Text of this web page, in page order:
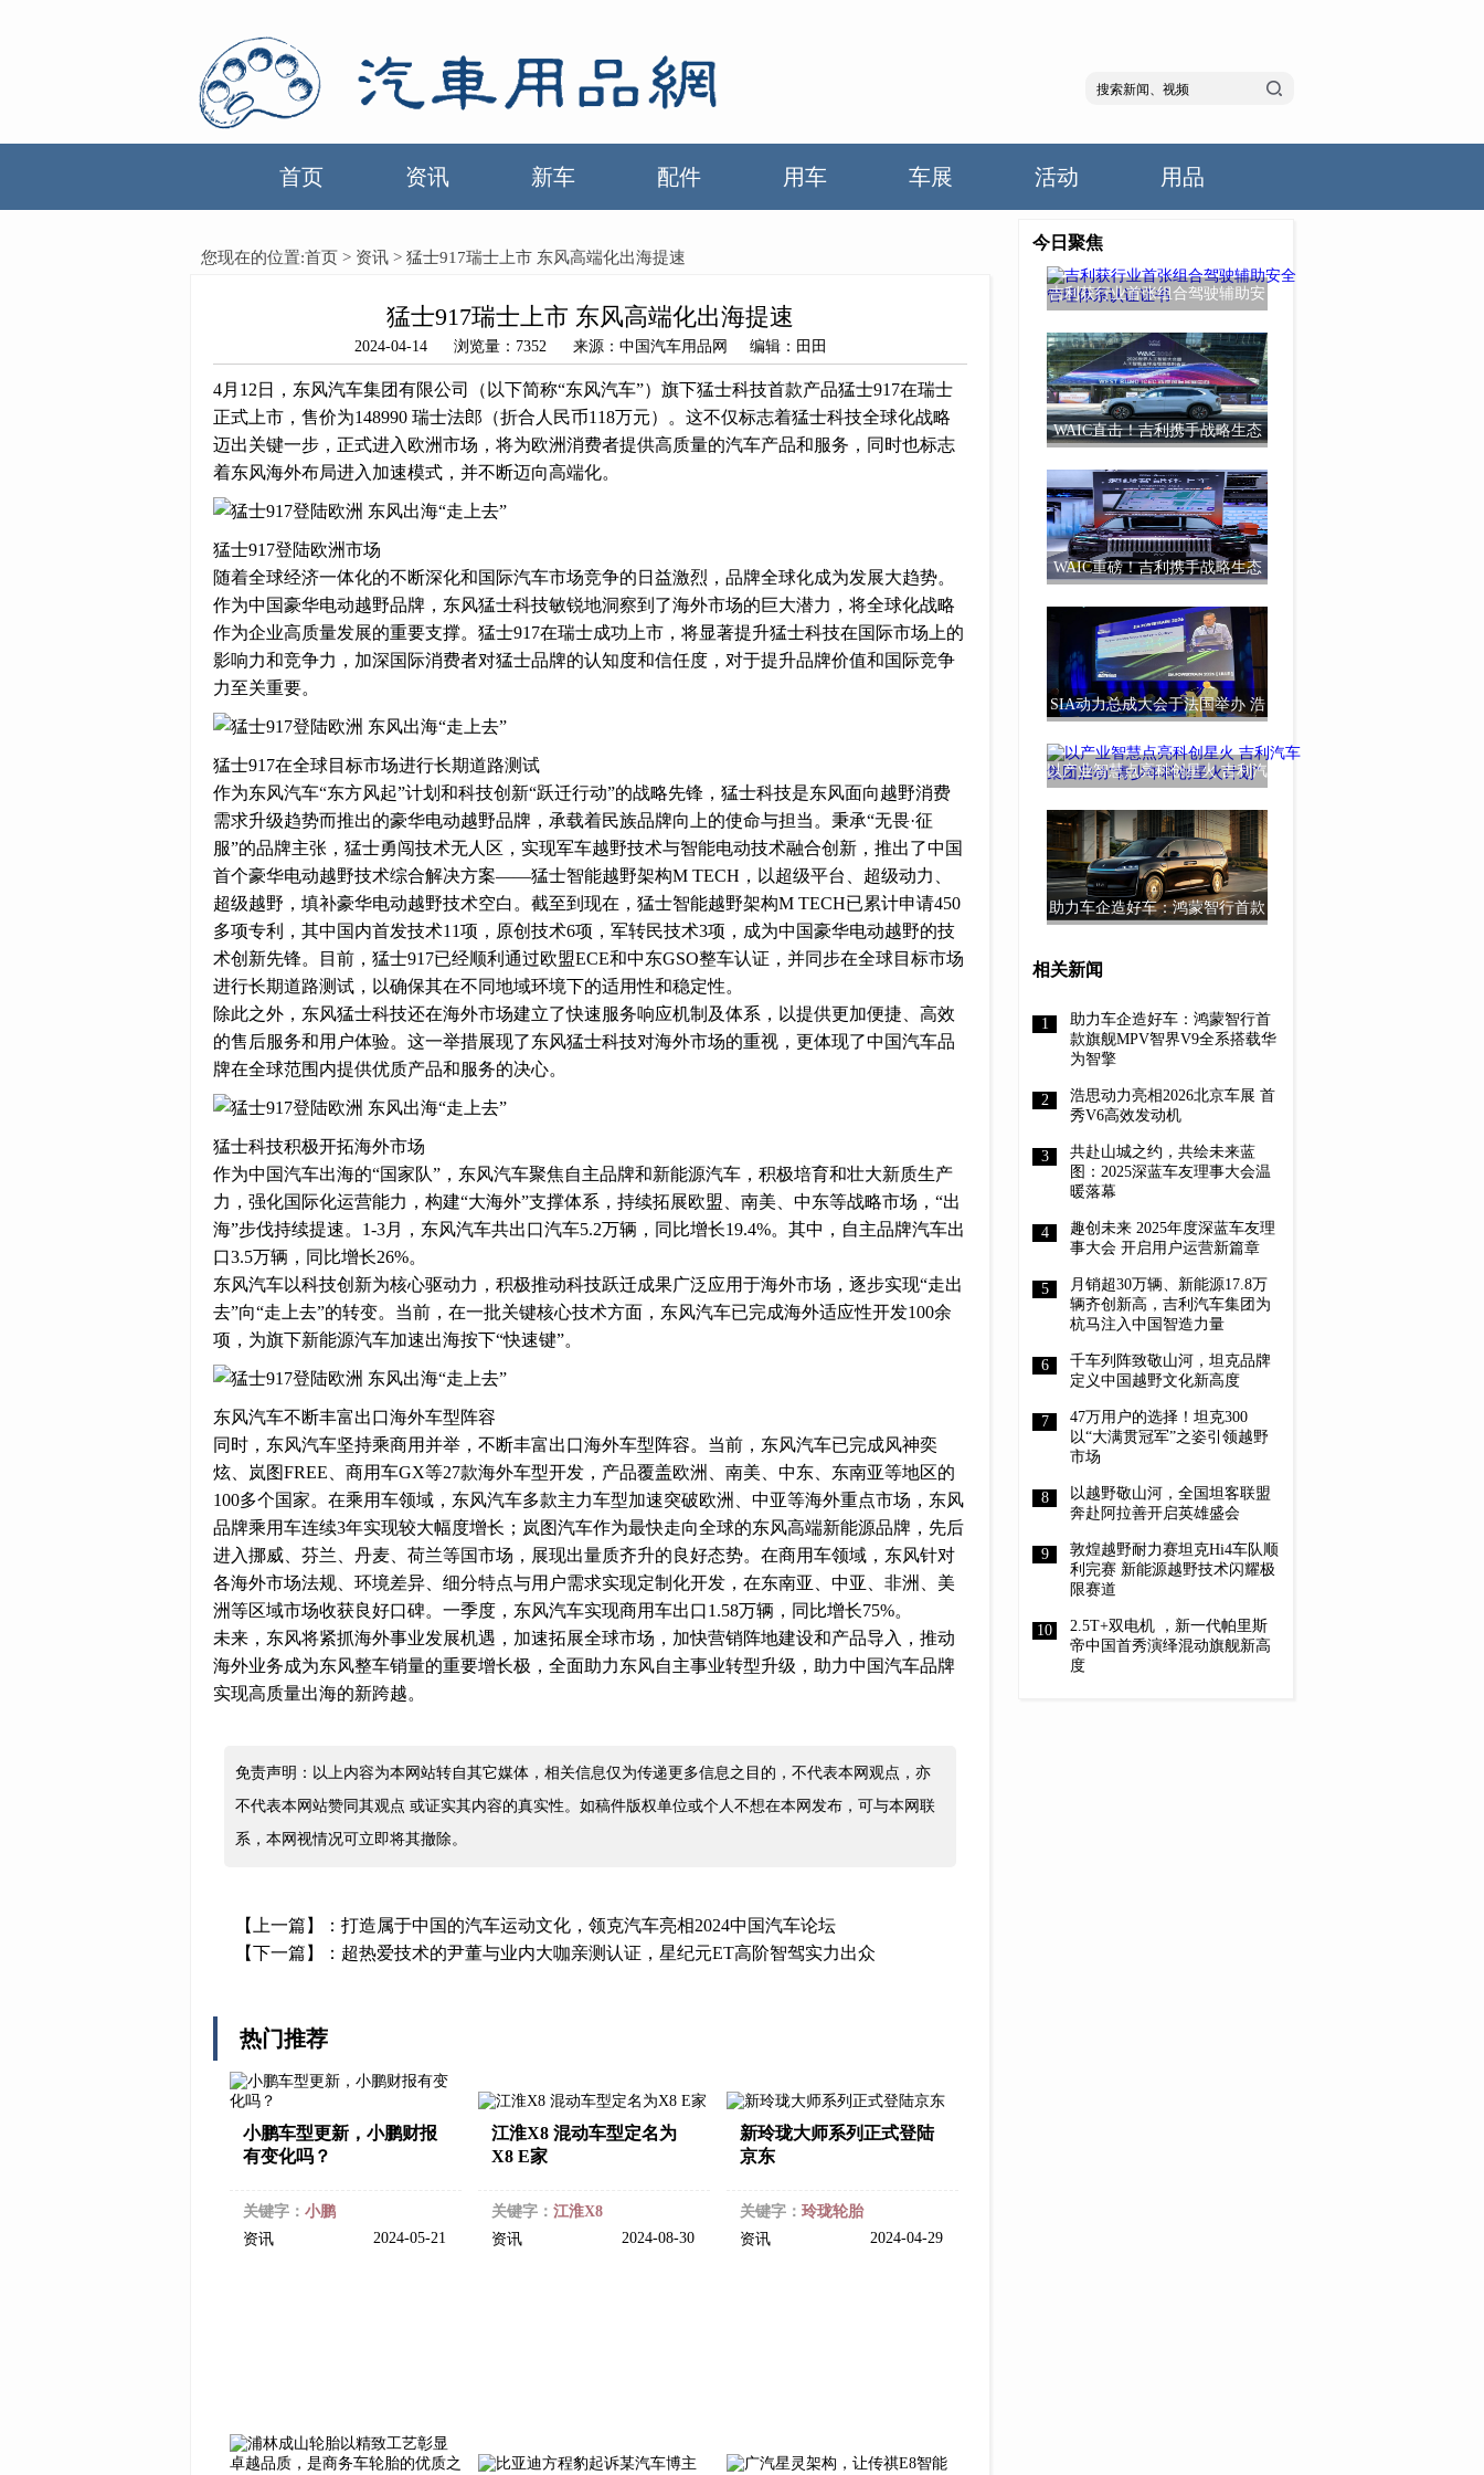
首页 资讯 新车 配件 用车 车展 活动 用品
您现在的位置:首页 > 资讯 > 猛士917瑞士上市 东风高端化出海提速
猛士917瑞士上市 东风高端化出海提速
2024-04-14 浏览量：7352 来源：中国汽车用品网 编辑：田田
4月12日，东风汽车集团有限公司（以下简称“东风汽车”）旗下猛士科技首款产品猛士917在瑞士
正式上市，售价为148990 瑞士法郎（折合人民币118万元）。这不仅标志着猛士科技全球化战略
迈出关键一步，正式进入欧洲市场，将为欧洲消费者提供高质量的汽车产品和服务，同时也标志
着东风海外布局进入加速模式，并不断迈向高端化。
猛士917登陆欧洲市场
随着全球经济一体化的不断深化和国际汽车市场竞争的日益激烈，品牌全球化成为发展大趋势。
作为中国豪华电动越野品牌，东风猛士科技敏锐地洞察到了海外市场的巨大潜力，将全球化战略
作为企业高质量发展的重要支撑。猛士917在瑞士成功上市，将显著提升猛士科技在国际市场上的
影响力和竞争力，加深国际消费者对猛士品牌的认知度和信任度，对于提升品牌价值和国际竞争
力至关重要。
猛士917在全球目标市场进行长期道路测试
作为东风汽车“东方风起”计划和科技创新“跃迁行动”的战略先锋，猛士科技是东风面向越野消费
需求升级趋势而推出的豪华电动越野品牌，承载着民族品牌向上的使命与担当。秉承“无畏·征
服”的品牌主张，猛士勇闯技术无人区，实现军车越野技术与智能电动技术融合创新，推出了中国
首个豪华电动越野技术综合解决方案——猛士智能越野架构M TECH，以超级平台、超级动力、
超级越野，填补豪华电动越野技术空白。截至到现在，猛士智能越野架构M TECH已累计申请450
多项专利，其中国内首发技术11项，原创技术6项，军转民技术3项，成为中国豪华电动越野的技
术创新先锋。目前，猛士917已经顺利通过欧盟ECE和中东GSO整车认证，并同步在全球目标市场
进行长期道路测试，以确保其在不同地域环境下的适用性和稳定性。
除此之外，东风猛士科技还在海外市场建立了快速服务响应机制及体系，以提供更加便捷、高效
的售后服务和用户体验。这一举措展现了东风猛士科技对海外市场的重视，更体现了中国汽车品
牌在全球范围内提供优质产品和服务的决心。
猛士科技积极开拓海外市场
作为中国汽车出海的“国家队”，东风汽车聚焦自主品牌和新能源汽车，积极培育和壮大新质生产
力，强化国际化运营能力，构建“大海外”支撑体系，持续拓展欧盟、南美、中东等战略市场，“出
海”步伐持续提速。1-3月，东风汽车共出口汽车5.2万辆，同比增长19.4%。其中，自主品牌汽车出
口3.5万辆，同比增长26%。
东风汽车以科技创新为核心驱动力，积极推动科技跃迁成果广泛应用于海外市场，逐步实现“走出
去”向“走上去”的转变。当前，在一批关键核心技术方面，东风汽车已完成海外适应性开发100余
项，为旗下新能源汽车加速出海按下“快速键”。
东风汽车不断丰富出口海外车型阵容
同时，东风汽车坚持乘商用并举，不断丰富出口海外车型阵容。当前，东风汽车已完成风神奕
炫、岚图FREE、商用车GX等27款海外车型开发，产品覆盖欧洲、南美、中东、东南亚等地区的
100多个国家。在乘用车领域，东风汽车多款主力车型加速突破欧洲、中亚等海外重点市场，东风
品牌乘用车连续3年实现较大幅度增长；岚图汽车作为最快走向全球的东风高端新能源品牌，先后
进入挪威、芬兰、丹麦、荷兰等国市场，展现出量质齐升的良好态势。在商用车领域，东风针对
各海外市场法规、环境差异、细分特点与用户需求实现定制化开发，在东南亚、中亚、非洲、美
洲等区域市场收获良好口碑。一季度，东风汽车实现商用车出口1.58万辆，同比增长75%。
未来，东风将紧抓海外事业发展机遇，加速拓展全球市场，加快营销阵地建设和产品导入，推动
海外业务成为东风整车销量的重要增长极，全面助力东风自主事业转型升级，助力中国汽车品牌
实现高质量出海的新跨越。
免责声明：以上内容为本网站转自其它媒体，相关信息仅为传递更多信息之目的，不代表本网观点，亦
不代表本网站赞同其观点 或证实其内容的真实性。如稿件版权单位或个人不想在本网发布，可与本网联
系，本网视情况可立即将其撤除。
【上一篇】： 打造属于中国的汽车运动文化，领克汽车亮相2024中国汽车论坛
【下一篇】： 超热爱技术的尹董与业内大咖亲测认证，星纪元ET高阶智驾实力出众
热门推荐
小鹏车型更新，小鹏财报
有变化吗？
关键字： 小鹏
资讯
2024-05-21
江淮X8 混动车型定名为
X8 E家
关键字： 江淮X8
资讯
2024-08-30
新玲珑大师系列正式登陆
京东
关键字： 玲珑轮胎
资讯
2024-04-29
今日聚焦
吉利获行业首张组合驾驶辅助安
WAIC直击！吉利携手战略生态
WAIC重磅！吉利携手战略生态
SIA动力总成大会于法国举办 浩
以产业智慧点亮科创星火 吉利汽
助力车企造好车：鸿蒙智行首款
相关新闻
助力车企造好车：鸿蒙智行首
款旗舰MPV智界V9全系搭载华
为智擎
浩思动力亮相2026北京车展 首
秀V6高效发动机
共赴山城之约，共绘未来蓝
图：2025深蓝车友理事大会温
暖落幕
趣创未来 2025年度深蓝车友理
事大会 开启用户运营新篇章
月销超30万辆、新能源17.8万
辆齐创新高，吉利汽车集团为
杭马注入中国智造力量
千车列阵致敬山河，坦克品牌
定义中国越野文化新高度
47万用户的选择！坦克300
以“大满贯冠军”之姿引领越野
市场
以越野敬山河，全国坦客联盟
奔赴阿拉善开启英雄盛会
敦煌越野耐力赛坦克Hi4车队顺
利完赛 新能源越野技术闪耀极
限赛道
2.5T+双电机 ，新一代帕里斯
帝中国首秀演绎混动旗舰新高
度